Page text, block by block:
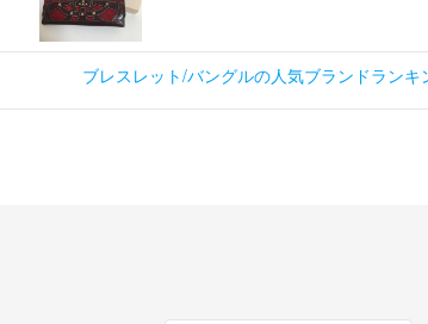
ブレスレット/バングルの人気ブランドランキ